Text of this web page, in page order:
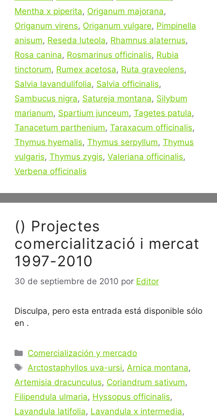
Mentha x piperita, Origanum majorana,
Origanum virens, Origanum vulgare, Pimpinella
anisum, Reseda luteola, Rhamnus alaternus,
Rosa canina, Rosmarinus officinalis, Rubia
tinctorum, Rumex acetosa, Ruta graveolens,
Salvia lavandulifolia, Salvia officinalis,
Sambucus nigra, Satureja montana, Silybum
marianum, Spartium junceum, Tagetes patula,
Tanacetum parthenium, Taraxacum officinalis,
Thymus hyemalis, Thymus serpyllum, Thymus
vulgaris, Thymus zygis, Valeriana officinalis,
Verbena officinalis
() Projectes
comercialització i mercat
1997-2010
30 de septiembre de 2010 por Editor
Disculpa, pero esta entrada está disponible sólo
en .
Categorías
Comercialización y mercado
Etiquetas
Arctostaphyllos uva-ursi, Arnica montana,
Artemisia dracunculus, Coriandrum sativum,
Filipendula ulmaria, Hyssopus officinalis,
Lavandula latifolia, Lavandula x intermedia,